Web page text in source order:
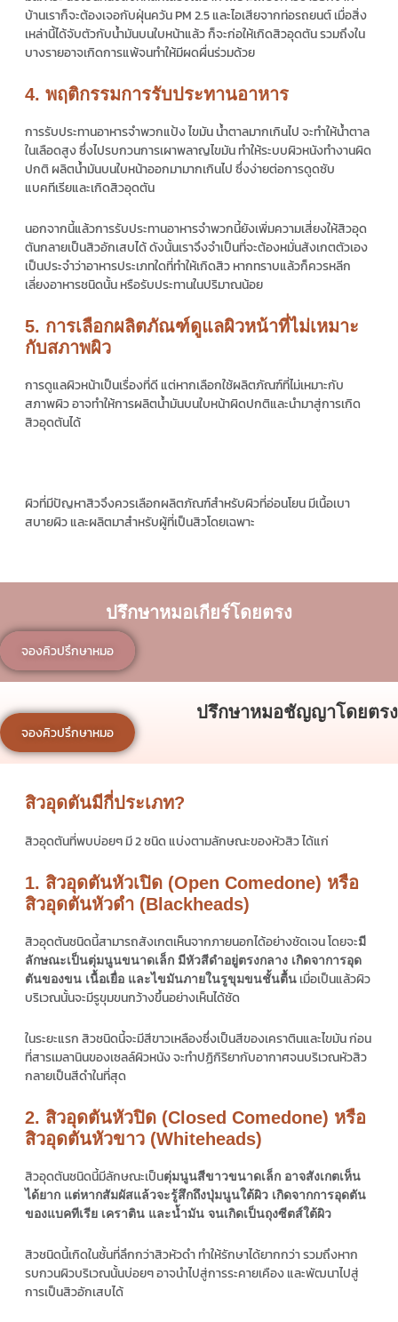
บ้านเราก็จะต้องเจอกับฝุ่นควัน PM 2.5 และไอเสียจากท่อรถยนต์ เมื่อสิ่ง
เหล่านี้ได้จับตัวกับน้ำมันบนใบหน้าแล้ว ก็จะก่อให้เกิดสิวอุดตัน รวมถึงใน
บางรายอาจเกิดการแพ้จนทำให้มีผดผื่นร่วมด้วย
4. พฤติกรรมการรับประทานอาหาร
การรับประทานอาหารจำพวกแป้ง ไขมัน น้ำตาลมากเกินไป จะทำให้น้ำตาล
ในเลือดสูง ซึ่งไปรบกวนการเผาพลาญไขมัน ทำให้ระบบผิวหนังทำงานผิด
ปกติ ผลิตน้ำมันบนใบหน้าออกมามากเกินไป ซึ่งง่ายต่อการดูดซับ
แบคทีเรียและเกิดสิวอุดตัน
นอกจากนี้แล้วการรับประทานอาหารจำพวกนี้ยังเพิ่มความเสี่ยงให้สิวอุด
ตันกลายเป็นสิวอักเสบได้ ดังนั้นเราจึงจำเป็นที่จะต้องหมั่นสังเกตตัวเอง
เป็นประจำว่าอาหารประเภทใดที่ทำให้เกิดสิว หากทราบแล้วก็ควรหลีก
เลี่ยงอาหารชนิดนั้น หรือรับประทานในปริมาณน้อย
5. การเลือกผลิตภัณฑ์ดูแลผิวหน้าที่ไม่เหมาะ
กับสภาพผิว
การดูแลผิวหน้าเป็นเรื่องที่ดี แต่หากเลือกใช้ผลิตภัณฑ์ที่ไม่เหมาะกับ
สภาพผิว อาจทำให้การผลิตน้ำมันบนใบหน้าผิดปกติและนำมาสู่การเกิด
สิวอุดตันได้
ผิวที่มีปัญหาสิวจึงควรเลือกผลิตภัณฑ์สำหรับผิวที่อ่อนโยน มีเนื้อเบา
สบายผิว และผลิตมาสำหรับผู้ที่เป็นสิวโดยเฉพาะ
ปรึกษาหมอเกียร์โดยตรง
จองคิวปรึกษาหมอ
ปรึกษาหมอชัญญาโดยตรง
จองคิวปรึกษาหมอ
สิวอุดตันมีกี่ประเภท?
สิวอุดตันที่พบบ่อยๆ มี 2 ชนิด แบ่งตามลักษณะของหัวสิว ได้แก่
1. สิวอุดตันหัวเปิด (Open Comedone) หรือ
สิวอุดตันหัวดำ (Blackheads)
สิวอุดตันชนิดนี้สามารถสังเกตเห็นจากภายนอกได้อย่างชัดเจน โดยจะมี
ลักษณะเป็นตุ่มนูนขนาดเล็ก มีหัวสีดำอยู่ตรงกลาง เกิดจาการอุด
ตันของขน เนื้อเยื่อ และไขมันภายในรูขุมขนชั้นตื้น เมื่อเป็นแล้วผิว
บริเวณนั้นจะมีรูขุมขนกว้างขึ้นอย่างเห็นได้ชัด
ในระยะแรก สิวชนิดนี้จะมีสีขาวเหลืองซึ่งเป็นสีของเคราตินและไขมัน ก่อน
ที่สารเมลานินของเซลล์ผิวหนัง จะทำปฏิกิริยากับอากาศจนบริเวณหัวสิว
กลายเป็นสีดำในที่สุด
2. สิวอุดตันหัวปิด (Closed Comedone) หรือ
สิวอุดตันหัวขาว (Whiteheads)
สิวอุดตันชนิดนี้มีลักษณะเป็นตุ่มนูนสีขาวขนาดเล็ก อาจสังเกตเห็น
ได้ยาก แต่หากสัมผัสแล้วจะรู้สึกถึงปุ่มนูนใต้ผิว เกิดจากการอุดตัน
ของแบคทีเรีย เคราติน และน้ำมัน จนเกิดเป็นถุงซีตส์ใต้ผิว
สิวชนิดนี้เกิดในชั้นที่ลึกกว่าสิวหัวดำ ทำให้รักษาได้ยากกว่า รวมถึงหาก
รบกวนผิวบริเวณนั้นบ่อยๆ อาจนำไปสู่การระคายเคือง และพัฒนาไปสู่
การเป็นสิวอักเสบได้